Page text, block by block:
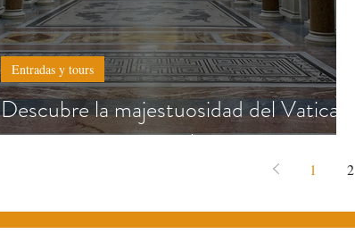
Descubre la majestuosidad del Vaticano
con nuestro tour exclusivo ✨
Entradas y tours
1 2